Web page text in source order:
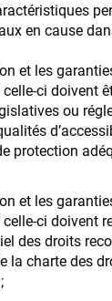
en cause
et les
doivent
ou
protection
et les
doivent
des droits
la charte des